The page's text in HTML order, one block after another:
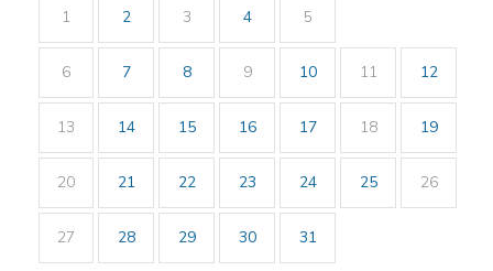
1
2 3 4 5
6 7 8 9 10 11 12
13 14 15 16 17 18 19
20 21 22 23 24 25 26
27 28 29 30 31